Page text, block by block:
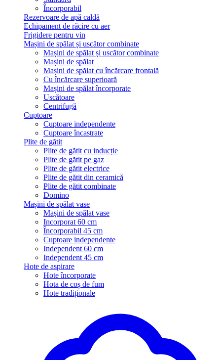
Încorporabil
Rezervoare de apă caldă
Echipament de răcire cu aer
Frigidere pentru vin
Mașini de spălat și uscător combinate
Mașini de spălat și uscător combinate
Mașini de spălat
Mașini de spălat cu încărcare frontală
Cu încărcare superioară
Mașini de spălat încorporate
Uscătoare
Centrifugă
Cuptoare
Cuptoare independente
Cuptoare încastrate
Plite de gătit
Plite de gătit cu inducție
Plite de gătit pe gaz
Plite de gătit electrice
Plite de gătit din ceramică
Plite de gătit combinate
Domino
Mașini de spălat vase
Mașini de spălat vase
Incorporat 60 cm
Încorporabil 45 cm
Cuptoare independente
Independent 60 cm
Independent 45 cm
Hote de aspirare
Hote încorporate
Hota de coș de fum
Hote tradiționale